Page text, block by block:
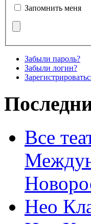
Запомнить меня
Забыли пароль?
Забыли логин?
Все
Нео